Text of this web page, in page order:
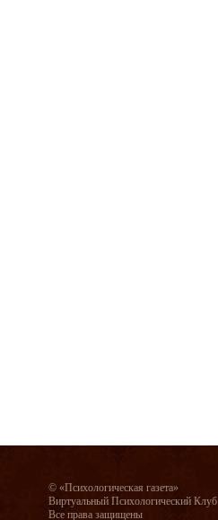
© «Психологическая газета»
Виртуальный Психологический Клуб
Все права защищены